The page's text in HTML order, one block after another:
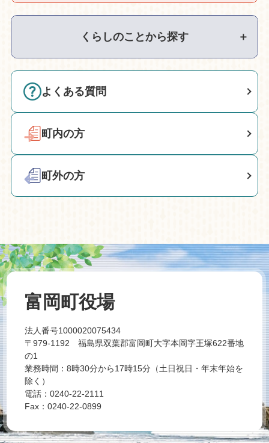
くらしのことから探す ＋
よくある質問
町内の方
町外の方
富岡町役場
法人番号1000020075434
〒979-1192 福島県双葉郡富岡町大字本岡字王塚622番地
の1
業務時間：8時30分から17時15分（土日祝日・年末年始を
除く）
電話：0240-22-2111
Fax：0240-22-0899